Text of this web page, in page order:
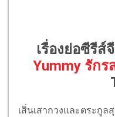
เรื่องย่อซีรีส์
Yummy รัก
เสิ่นเสากวงและตระกู